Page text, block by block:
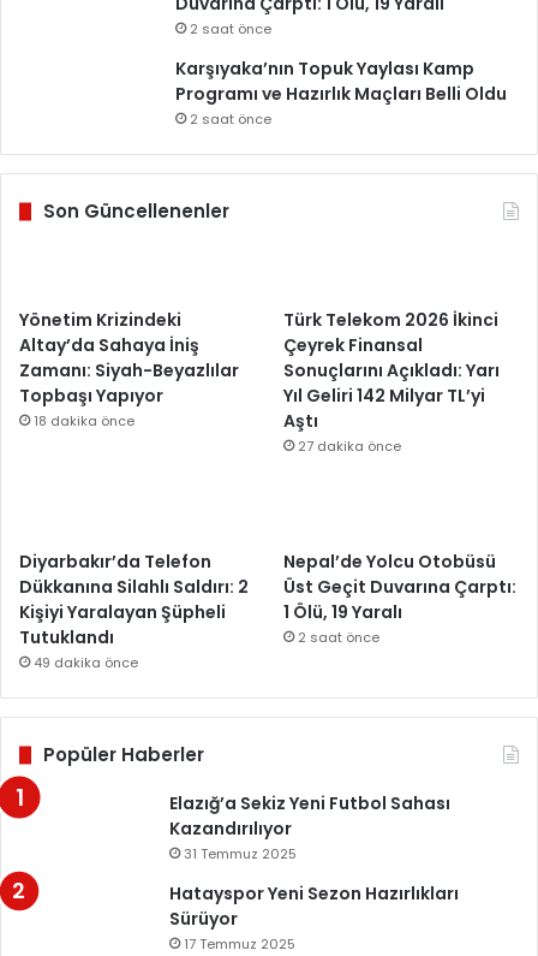
2 saat önce
Karşıyaka’nın Topuk Yaylası Kamp
Programı ve Hazırlık Maçları Belli Oldu
2 saat önce
Son Güncellenenler
Yönetim Krizindeki
Altay’da Sahaya İniş
Zamanı: Siyah-Beyazlılar
Topbaşı Yapıyor
18 dakika önce
Türk Telekom 2026 İkinci
Çeyrek Finansal
Sonuçlarını Açıkladı: Yarı
Yıl Geliri 142 Milyar TL’yi
Aştı
27 dakika önce
Diyarbakır’da Telefon
Dükkanına Silahlı Saldırı: 2
Kişiyi Yaralayan Şüpheli
Tutuklandı
49 dakika önce
Nepal’de Yolcu Otobüsü
Üst Geçit Duvarına Çarptı:
1 Ölü, 19 Yaralı
2 saat önce
Popüler Haberler
Elazığ’a Sekiz Yeni Futbol Sahası
Kazandırılıyor
31 Temmuz 2025
Hatayspor Yeni Sezon Hazırlıkları
Sürüyor
17 Temmuz 2025